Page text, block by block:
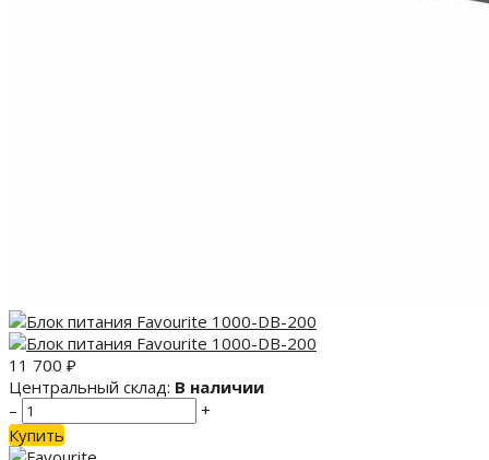
11 700 ₽
Центральный склад: В наличии
–
+
Купить